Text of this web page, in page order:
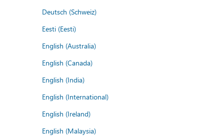
Deutsch (Schweiz)
Eesti (Eesti)
English (Australia)
English (Canada)
English (India)
English (International)
English (Ireland)
English (Malaysia)